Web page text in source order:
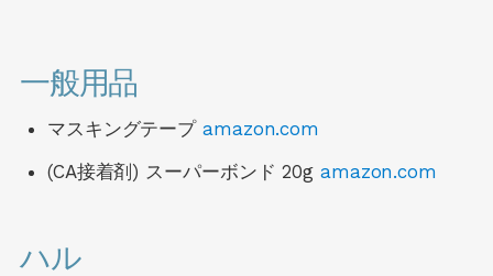
一般用品
マスキングテープ amazon.com
(CA接着剤) スーパーボンド 20g amazon.com
ハル